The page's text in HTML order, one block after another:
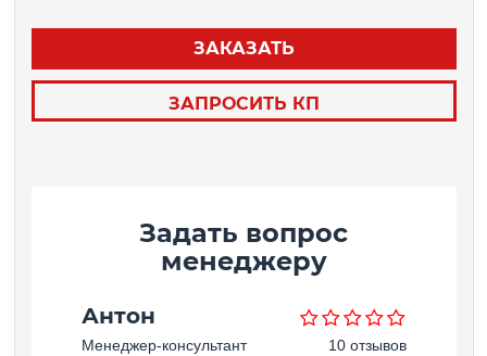
ЗАКАЗАТЬ
ЗАПРОСИТЬ КП
Задать вопрос
менеджеру
Антон
Менеджер-консультант 10 отзывов